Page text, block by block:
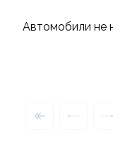
Автомобили не